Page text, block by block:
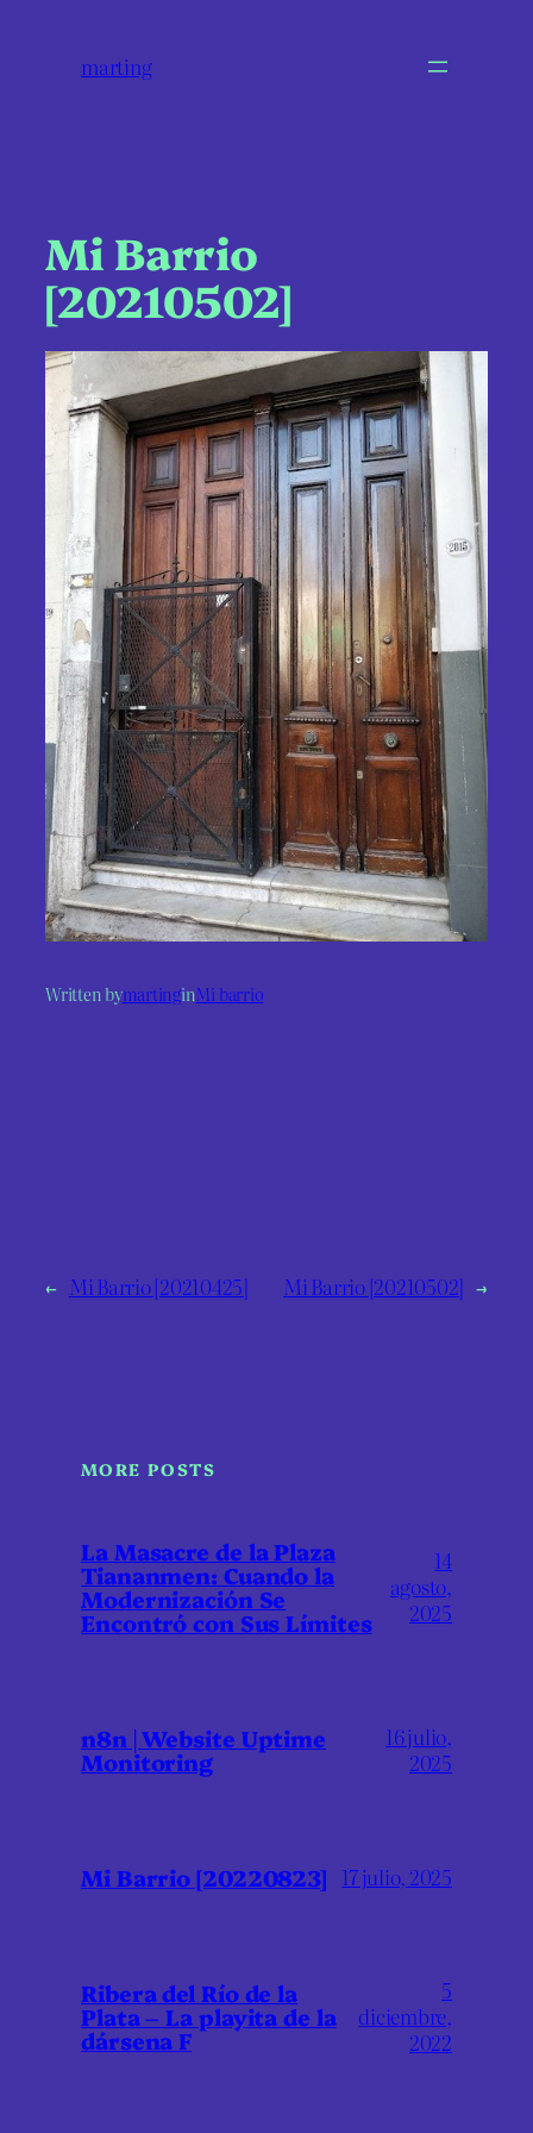
marting
Mi Barrio
[20210502]
Written bymartinginMi barrio
← Mi Barrio [20210425] Mi Barrio [20210502] →
MORE POSTS
La Masacre de la Plaza
Tiananmen: Cuando la
Modernización Se
Encontró con Sus Límites
14
agosto,
2025
n8n | Website Uptime
Monitoring
16 julio,
2025
Mi Barrio [20220823] 17 julio, 2025
Ribera del Río de la
Plata – La playita de la
dársena F
5
diciembre,
2022